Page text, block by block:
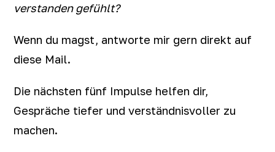
verstanden gefühlt?
Wenn du magst, antworte mir gern direkt auf
diese Mail.
Die nächsten fünf Impulse helfen dir,
Gespräche tiefer und verständnisvoller zu
machen.